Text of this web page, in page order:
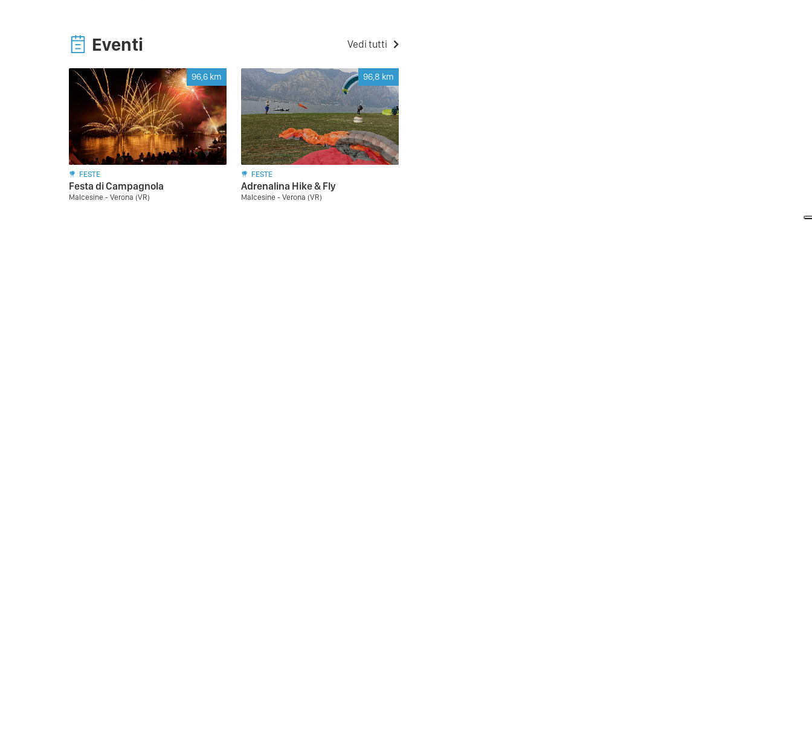
Eventi Vedi tutti
96,6 km
FESTE
Festa di Campagnola
Malcesine - Verona (VR)
96,8 km
FESTE
Adrenalina Hike & Fly
Malcesine - Verona (VR)